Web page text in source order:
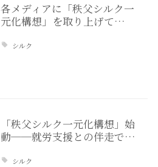
各メディアに「秩父シルク一
元化構想」を取り上げて…
シルク
「秩父シルク一元化構想」始
動──就労支援との伴走で…
シルク